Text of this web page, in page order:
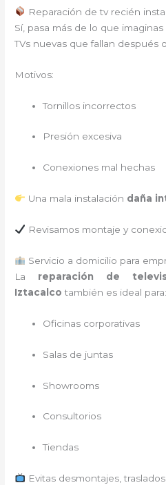
Reparación de tv recién
Sí, pasa más de lo que imaginas
TVs nuevas que fallan después
Motivos:
Tornillos incorrectos
Presión excesiva
Conexiones mal hechas
Una mala instalación daña
Revisamos montaje y
Servicio a domicilio para
La reparación de
Iztacalco también es ideal para:
Oficinas corporativas
Salas de juntas
Showrooms
Consultorios
Tiendas
Evitas desmontajes,